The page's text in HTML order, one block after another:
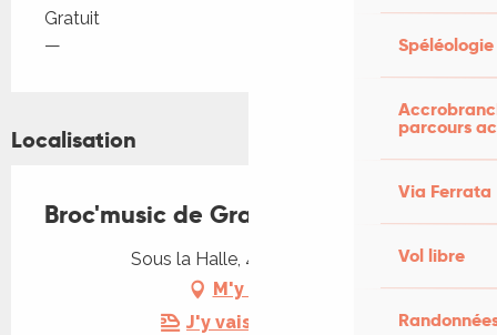
Spéléologie
parcours
Via Ferrata
Vol libre
Tarifs 2026
Gratuit
—
Localisation
Broc'music de Gramat
Sous la Halle, 46500 Gramat
M'y rendre
J'y vais en train !